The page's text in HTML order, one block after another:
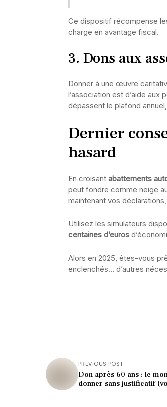
Ce dispositif récompense
charge en avantage fiscal.
3. Dons aux
Donner à une œuvre
l’association est d’aide
dépassent le plafond
Dernier
hasard
En croisant abattements
peut fondre comme neige
maintenant vos
Utilisez les simulateurs
centaines d’euros
Alors en 2025, êtes-vous
enclenchés… d’autres
PREVIOUS POST
Don après 60 ans : le
donner sans justificatif